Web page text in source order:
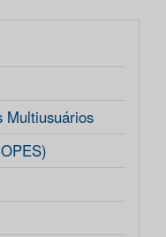
Multiusuários